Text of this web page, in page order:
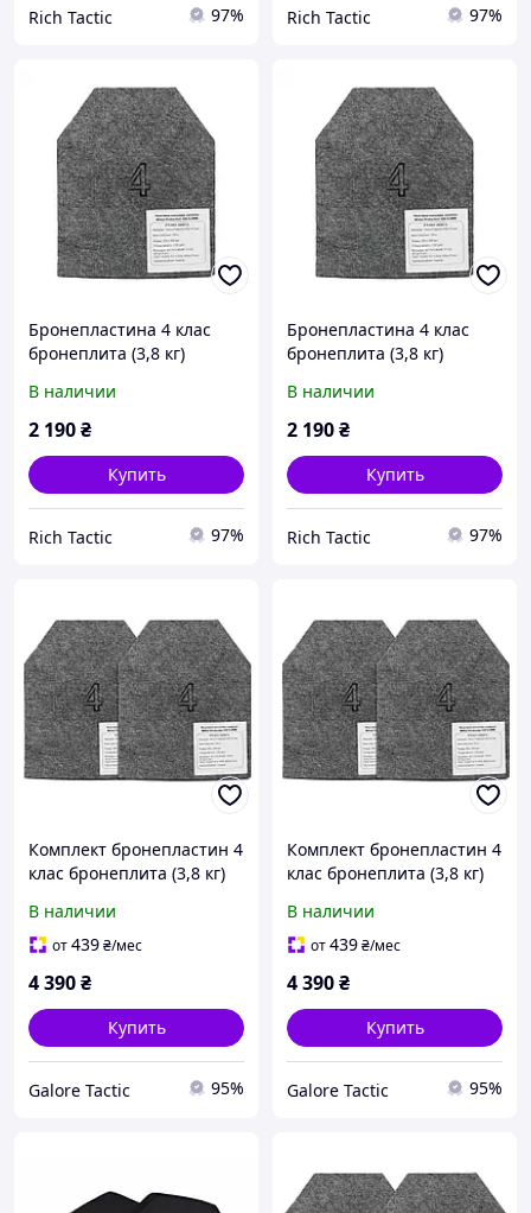
Rich Tactic 97% Rich Tactic 97%
Бронепластина 4 клас
бронеплита (3,8 кг)
бронепластини 30х25
бронеплити
В наличии
2 190₴
Купить
Rich Tactic 97%
Бронепластина 4 клас
бронеплита (3,8 кг)
бронепластини 30х25
бронеплити
В наличии
2 190₴
Купить
Rich Tactic 97%
Комплект бронепластин 4
клас бронеплита (3,8 кг)
бронепластини 30х25
бронеплити 2 штуки
В наличии
от439₴/мес
4 390₴
Купить
Galore Tactic 95%
Комплект бронепластин 4
клас бронеплита (3,8 кг)
бронепластини 30х25
бронеплити 2 штуки
В наличии
от439₴/мес
4 390₴
Купить
Galore Tactic 95%